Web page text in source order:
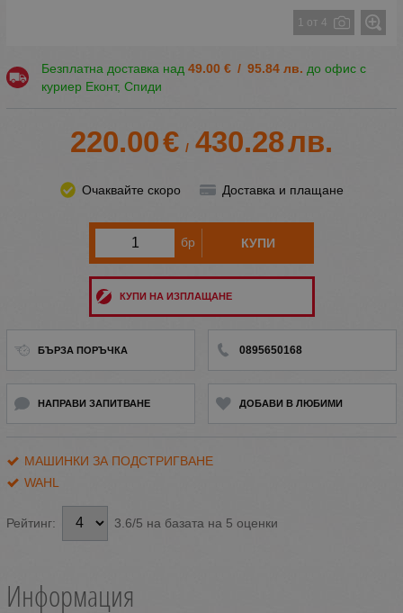
1 от 4
Безплатна доставка над 49.00 € / 95.84 лв. до офис с
куриер Еконт, Спиди
220.00€ / 430.28лв.
Очаквайте скоро Доставка и плащане
бр КУПИ
КУПИ НА ИЗПЛАЩАНЕ
БЪРЗА ПОРЪЧКА 0895650168
НАПРАВИ ЗАПИТВАНЕ ДОБАВИ В ЛЮБИМИ
МАШИНКИ ЗА ПОДСТРИГВАНЕ
WAHL
Рейтинг: 3.6/5 на базата на 5 оценки
Информация